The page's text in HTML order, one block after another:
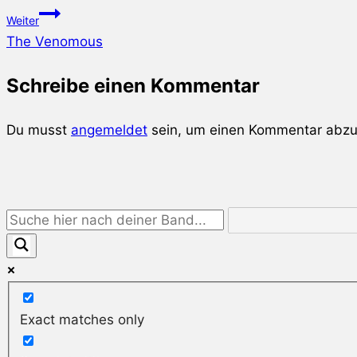
Weiter
The Venomous
Schreibe einen Kommentar
Du musst angemeldet sein, um einen Kommentar
Exact matches only